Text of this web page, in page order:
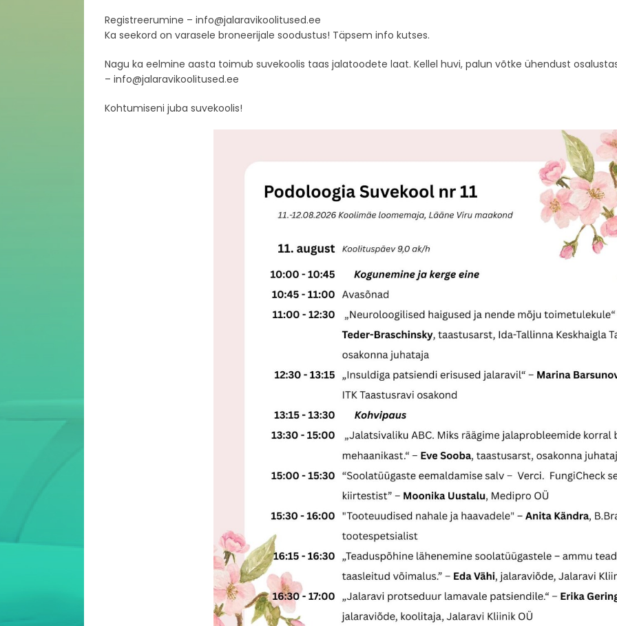
Registreerumine – info@jalaravikoolitused.ee
Ka seekord on varasele broneerijale soodustus! Täpsem info kutses.
Nagu ka eelmine aasta toimub suvekoolis taas jalatoodete laat. Kellel huvi, palun võtke ühendust
– info@jalaravikoolitused.ee
Kohtumiseni juba suvekoolis!